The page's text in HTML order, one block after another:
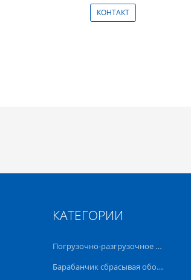
КОНТАКТ
КАТЕГОРИИ
Погрузочно-разгрузочное оборудование барабанчика
Барабанчик сбрасывая оборудование